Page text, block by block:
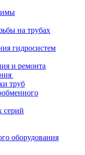
на трубах
гидросистем
и ремонта
труб
серий
оборудования